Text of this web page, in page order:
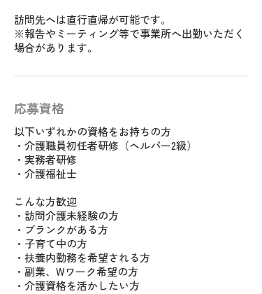
訪問先へは直行直帰が可能です。
※報告やミーティング等で事業所へ出勤いただく
場合があります。
応募資格
以下いずれかの資格をお持ちの方
・介護職員初任者研修（ヘルパー2級）
・実務者研修
・介護福祉士
こんな方歓迎
・訪問介護未経験の方
・ブランクがある方
・子育て中の方
・扶養内勤務を希望される方
・副業、Wワーク希望の方
・介護資格を活かしたい方